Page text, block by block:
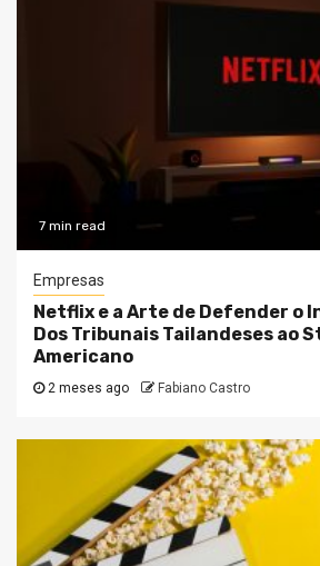
7 min read
Empresas
Netflix e a Arte de Defender o
Dos Tribunais Tailandeses ao
Americano
2 meses ago Fabiano Castro